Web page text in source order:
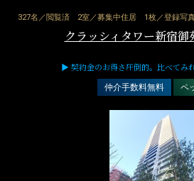
327名／閲覧済 2室／募集中住居 1枚／登録写
クラッシィタワー新宿御
▶ 契約金のお得さ圧倒的。比べて
仲介手数料無料 ペ